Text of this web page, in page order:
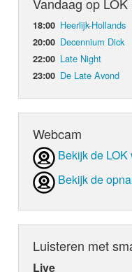
18:00 Heerlijk-Hollands
20:00 Decennium Dick
22:00 Late Night
23:00 De Late Avond
Webcam
Bekijk de
Bekijk de
Luisteren met
Live